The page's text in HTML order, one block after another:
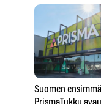
Suomen